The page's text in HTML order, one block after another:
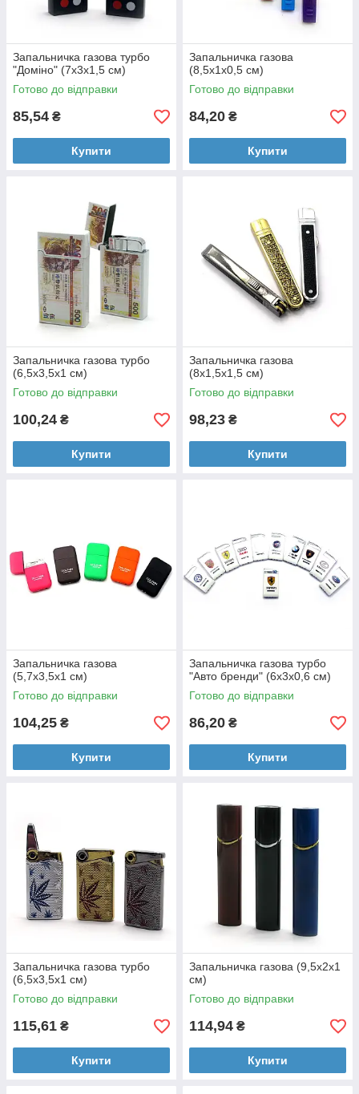
Запальничка газова турбо
"Доміно" (7х3х1,5 см)
Готово до відправки
85,54 ₴
Купити
Запальничка газова
(8,5х1х0,5 см)
Готово до відправки
84,20 ₴
Купити
Запальничка газова турбо
(6,5х3,5х1 см)
Готово до відправки
100,24 ₴
Купити
Запальничка газова
(8х1,5х1,5 см)
Готово до відправки
98,23 ₴
Купити
Запальничка газова
(5,7х3,5х1 см)
Готово до відправки
104,25 ₴
Купити
Запальничка газова турбо
"Авто бренди" (6х3х0,6 см)
Готово до відправки
86,20 ₴
Купити
Запальничка газова турбо
(6,5х3,5х1 см)
Готово до відправки
115,61 ₴
Купити
Запальничка газова (9,5х2х1
см)
Готово до відправки
114,94 ₴
Купити